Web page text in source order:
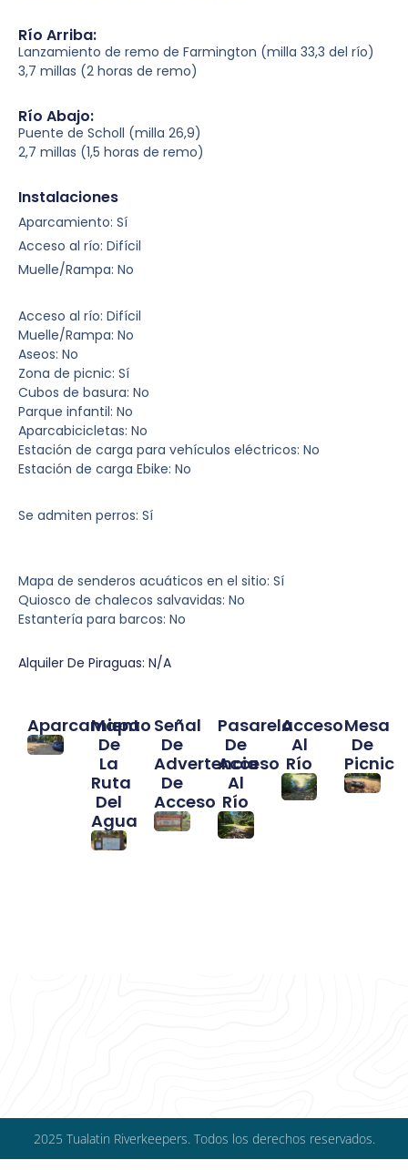
Río Arriba:
Lanzamiento de remo de Farmington (milla 33,3 del río)
3,7 millas (2 horas de remo)
Río Abajo:
Puente de Scholl (milla 26,9)
2,7 millas (1,5 horas de remo)
Instalaciones
Aparcamiento: Sí
Acceso al río: Difícil
Muelle/Rampa: No
Acceso al río: Difícil
Muelle/Rampa: No
Aseos: No
Zona de picnic: Sí
Cubos de basura: No
Parque infantil: No
Aparcabicicletas: No
Estación de carga para vehículos eléctricos: No
Estación de carga Ebike: No
Se admiten perros: Sí
Mapa de senderos acuáticos en el sitio: Sí
Quiosco de chalecos salvavidas: No
Estantería para barcos: No
Alquiler De Piraguas: N/A
Aparcamiento
Mapa
De
La
Ruta
Del
Agua
Señal
De
Advertencia
De
Acceso
Pasarela
De
Acceso
Al
Río
Acceso
Al
Río
Mesa
De
Picnic
2025 Tualatin Riverkeepers. Todos los derechos reservados.